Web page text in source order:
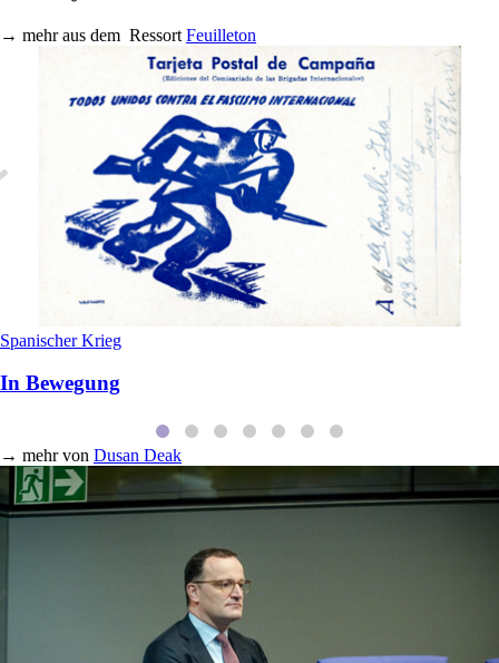
→ mehr aus dem Ressort Feuilleton
Spanischer Krieg
In Bewegung
→ mehr von Dusan Deak